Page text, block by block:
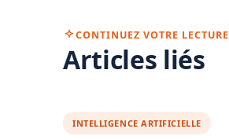
CONTINUEZ VOTRE LECTURE
Articles liés
INTELLIGENCE ARTIFICIELLE